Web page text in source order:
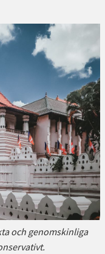
och genomskinliga